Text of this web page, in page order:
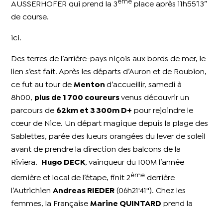
AUSSERHOFER qui prend la 3ème place après 11h55’13’’
de course.
ici.
Des terres de l’arrière-pays niçois aux bords de mer, le
lien s’est fait. Après les départs d’Auron et de Roubion,
ce fut au tour deMentond’accueillir, samedi à
8h00, plus de 1 700 coureursvenus découvrir un
parcours de 62km et 3 300m D+ pour rejoindre le
cœur de Nice. Un départ magique depuis la plage des
Sablettes, parée des lueurs orangées du lever de soleil
avant de prendre la direction des balcons de la
Riviera.
Hugo DECK, vainqueur du 100M l’année
dernière et local de l’étape, finit 2ème derrière
l’AutrichienAndreas RIEDER (06h21'41''). Chez les
femmes, la FrançaiseMarine QUINTARD prend la